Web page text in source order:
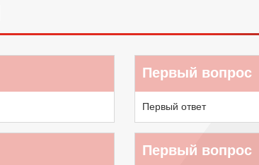
Первый вопрос
Первый ответ
Первый вопрос